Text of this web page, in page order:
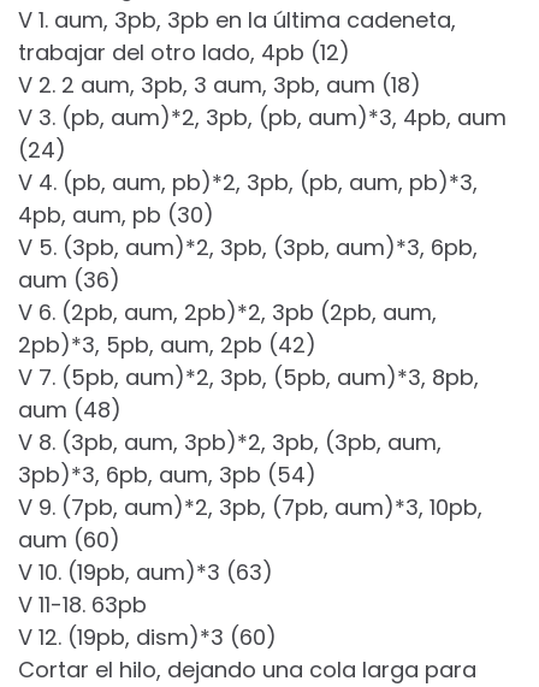
V 1. aum, 3pb, 3pb en la última cadeneta,
trabajar del otro lado, 4pb (12)
V 2. 2 aum, 3pb, 3 aum, 3pb, aum (18)
V 3. (pb, aum)*2, 3pb, (pb, aum)*3, 4pb, aum
(24)
V 4. (pb, aum, pb)*2, 3pb, (pb, aum, pb)*3,
4pb, aum, pb (30)
V 5. (3pb, aum)*2, 3pb, (3pb, aum)*3, 6pb,
aum (36)
V 6. (2pb, aum, 2pb)*2, 3pb (2pb, aum,
2pb)*3, 5pb, aum, 2pb (42)
V 7. (5pb, aum)*2, 3pb, (5pb, aum)*3, 8pb,
aum (48)
V 8. (3pb, aum, 3pb)*2, 3pb, (3pb, aum,
3pb)*3, 6pb, aum, 3pb (54)
V 9. (7pb, aum)*2, 3pb, (7pb, aum)*3, 10pb,
aum (60)
V 10. (19pb, aum)*3 (63)
V 11-18. 63pb
V 12. (19pb, dism)*3 (60)
Cortar el hilo, dejando una cola larga para